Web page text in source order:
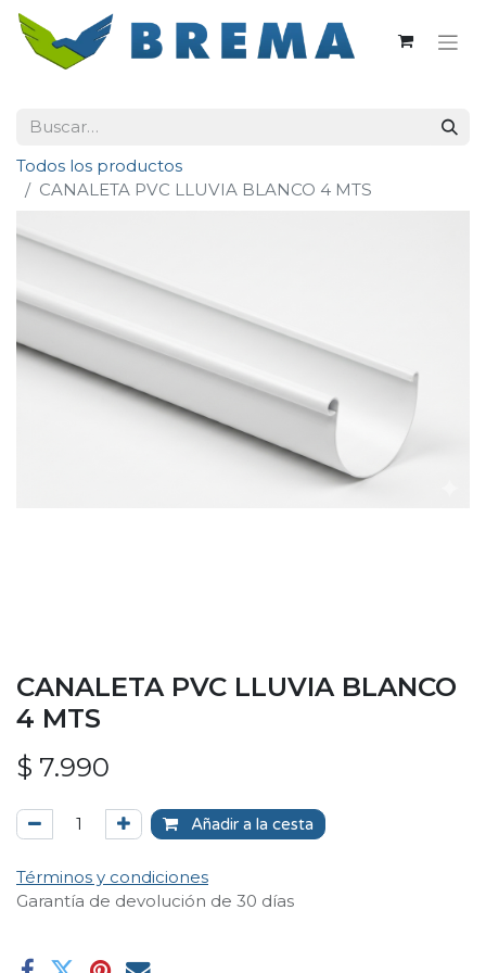
Todos los productos
CANALETA PVC LLUVIA BLANCO 4 MTS
CANALETA PVC LLUVIA BLANCO
4 MTS
$ 7.990
Añadir a la cesta
Términos y condiciones
Garantía de devolución de 30 días